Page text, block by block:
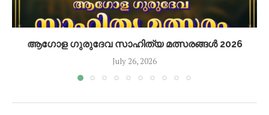
ആഗോള ഗുരുദേവ സാഹിത്യ മത്സരങ്ങൾ 2026
July 26, 2026